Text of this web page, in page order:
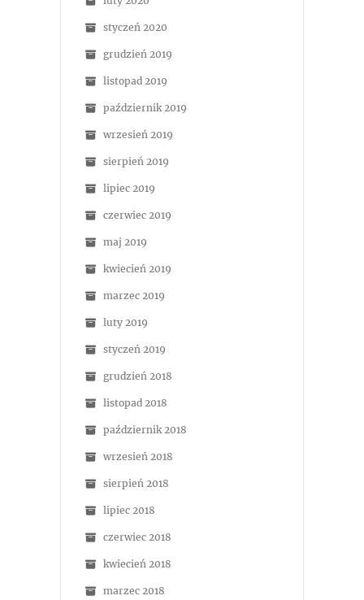
styczeń 2020
grudzień 2019
listopad 2019
październik 2019
wrzesień 2019
sierpień 2019
lipiec 2019
czerwiec 2019
maj 2019
kwiecień 2019
marzec 2019
luty 2019
styczeń 2019
grudzień 2018
listopad 2018
październik 2018
wrzesień 2018
sierpień 2018
lipiec 2018
czerwiec 2018
kwiecień 2018
marzec 2018